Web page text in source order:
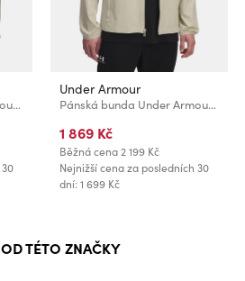
Pánská bunda Under Armour UA Unstoppable Woven Jacket-BRN
Under Armour
Pánská bunda Under Armour UA Vibe Woven Jacket
1 869 Kč
Běžná cena2 199 Kč
Nejnižší cena za posledních 30
dní: 1 699 Kč
TÉTO ZNAČKY